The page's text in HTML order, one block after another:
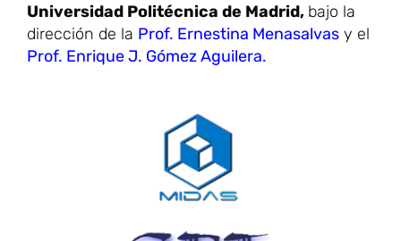
Universidad Politécnica de Madrid, bajo la
dirección de la Prof. Ernestina Menasalvas y el
Prof. Enrique J. Gómez Aguilera.